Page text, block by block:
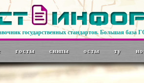
государственных стандартов. Большая база
госты снипы осты ту